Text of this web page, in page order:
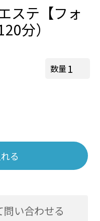
ステ【フォ
分）
数量
る
い合わせる